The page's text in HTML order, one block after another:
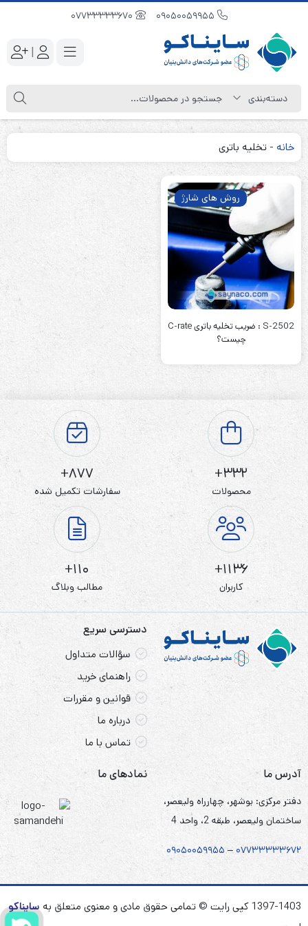
|
خانه - تخلیه باتری
روش های شارژ
S-2502 : ضریب تخلیه باتری C-rate
چیست؟
332+
محصولات
877+
سفارشات تکمیل شده
1136+
کاربران
110+
مطالب وبلاگ
دسترسی سریع
سؤالات متداول
راهنمای خرید
قوانین و مقررات
درباره ما
تماس با ما
آدرس ما
دفتر مرکزی: بوشهر، چهارراه ولیعصر،
ساختمان ولیعصر، طبقه 2، واحد 4
۰۷۷۳۳۳۳۳۶۷۲ – ۰۹۰۵۰۰۵۹۹۵۵
نمادهای ما
1397-1403 کپی رایت © تمامی حقوق مادی و معنوی متعلق به
سایناکو